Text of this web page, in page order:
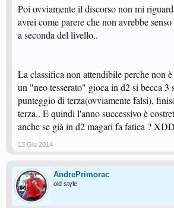
Poi ovviamente il discorso non mi
avrei come parere che non avrebbe
a seconda del livello..
La classifica non attendibile perche non
un "neo tesserato" gioca in d2 si becca 3
punteggio di terza(ovviamente falsi),
terza.. E quindi l'anno successivo è
anche se già in d2 magari fa fatica ? XDD
13 Giu 2014
AndrePrimorac
old style